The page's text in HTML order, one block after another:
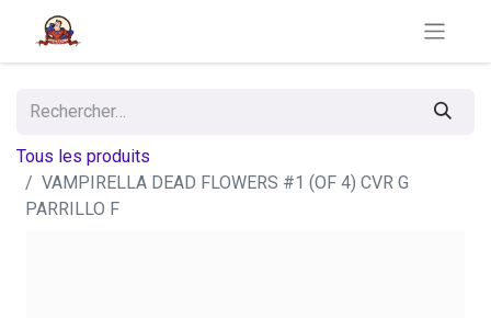
Tous les produits
VAMPIRELLA DEAD FLOWERS #1 (OF 4) CVR G
PARRILLO F